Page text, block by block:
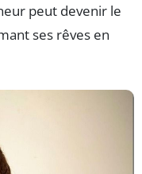
peut devenir le
ses rêves en